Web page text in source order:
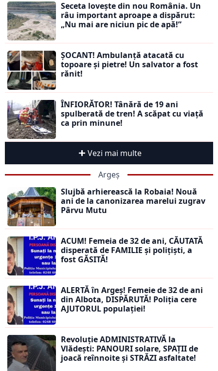
Seceta lovește din nou România. Un
râu important aproape a dispărut:
„Nu mai are niciun pic de apă!”
ȘOCANT! Ambulanță atacată cu
topoare și pietre! Un salvator a fost
rănit!
ÎNFIORĂTOR! Tânără de 19 ani
spulberată de tren! A scăpat cu viață
ca prin minune!
Vezi mai multe
Argeș
Slujbă arhierească la Robaia! Nouă
ani de la canonizarea marelui zugrav
Pârvu Mutu
ACUM! Femeia de 32 de ani, CĂUTATĂ
disperată de FAMILIE și polițiști, a
fost GĂSITĂ!
ALERTĂ în Argeș! Femeie de 32 de ani
din Albota, DISPĂRUTĂ! Poliția cere
AJUTORUL populației!
Revoluție ADMINISTRATIVĂ la
Vlădești: PANOURI solare, SPAȚII de
joacă reînnoite și STRĂZI asfaltate!